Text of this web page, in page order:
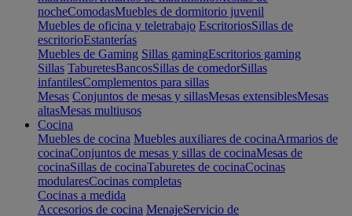
nocheComodasMuebles de dormitorio juvenil
Muebles de oficina y teletrabajo EscritoriosSillas de
escritorioEstanterías
Muebles de Gaming Sillas gamingEscritorios gaming
Sillas TaburetesBancosSillas de comedorSillas
infantilesComplementos para sillas
Mesas Conjuntos de mesas y sillasMesas extensiblesMesas
altasMesas multiusos
Cocina
Muebles de cocina Muebles auxiliares de cocinaArmarios de
cocinaConjuntos de mesas y sillas de cocinaMesas de
cocinaSillas de cocinaTaburetes de cocinaCocinas
modularesCocinas completas
Cocinas a medida
Accesorios de cocina MenajeServicio de